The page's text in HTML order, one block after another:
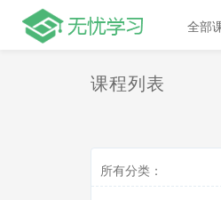
全部
课程列表
所有分类：